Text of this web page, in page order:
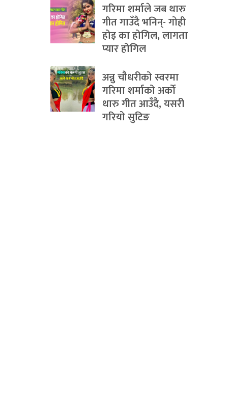
गरिमा शर्माले जब थारु
गीत गाउँदै भनिन्- गोही
होइ का होगिल, लागता
प्यार होगिल
अन्नु चौधरीको स्वरमा
गरिमा शर्माको अर्को
थारु गीत आउँदै, यसरी
गरियो सुटिङ